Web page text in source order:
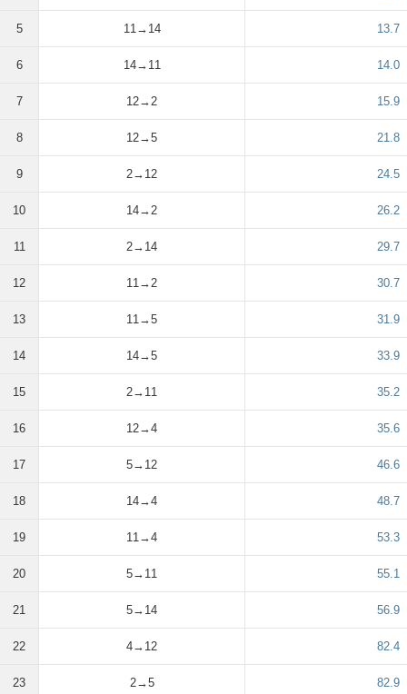
5 11→14 13.7
6 14→11 14.0
7 12→2 15.9
8 12→5 21.8
9 2→12 24.5
10 14→2 26.2
11 2→14 29.7
12 11→2 30.7
13 11→5 31.9
14 14→5 33.9
15 2→11 35.2
16 12→4 35.6
17 5→12 46.6
18 14→4 48.7
19 11→4 53.3
20 5→11 55.1
21 5→14 56.9
22 4→12 82.4
23 2→5 82.9